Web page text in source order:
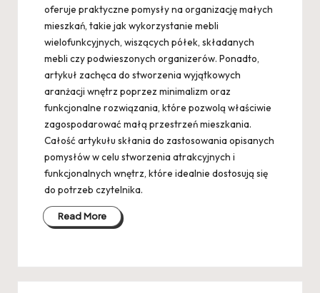
oferuje praktyczne pomysły na organizację małych
mieszkań, takie jak wykorzystanie mebli
wielofunkcyjnych, wiszących półek, składanych
mebli czy podwieszonych organizerów. Ponadto,
artykuł zachęca do stworzenia wyjątkowych
aranżacji wnętrz poprzez minimalizm oraz
funkcjonalne rozwiązania, które pozwolą właściwie
zagospodarować małą przestrzeń mieszkania.
Całość artykułu skłania do zastosowania opisanych
pomysłów w celu stworzenia atrakcyjnych i
funkcjonalnych wnętrz, które idealnie dostosują się
do potrzeb czytelnika.
Read More